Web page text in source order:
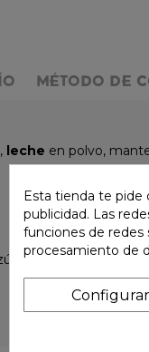
MÉTODO DE
, leche en polvo,
19g
Esta tienda te pide
publicidad. Las
funciones de redes
procesamiento de
Configurar